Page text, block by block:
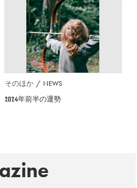
そのほか NEWS
2024年前半の運勢